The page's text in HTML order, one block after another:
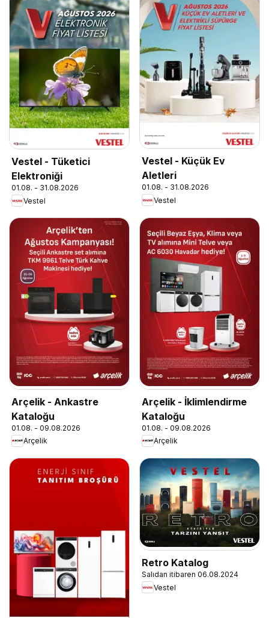
Vestel - Tüketici
Elektroniği
01.08. - 31.08.2026
Vestel
Vestel - Küçük Ev
Aletleri
01.08. - 31.08.2026
Vestel
Arçelik - Ankastre
Kataloğu
01.08. - 09.08.2026
Arçelik
Arçelik - İklimlendirme
Kataloğu
01.08. - 09.08.2026
Arçelik
Retro Katalog
Salıdan itibaren 06.08.2024
Vestel